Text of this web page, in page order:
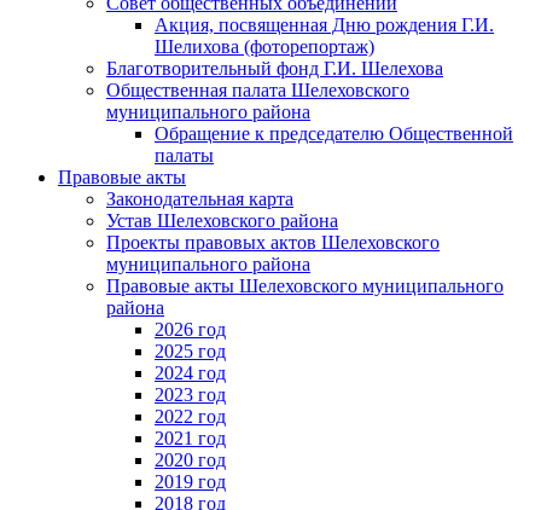
Акция, посвященная Дню рождения Г.И.
Шелихова (фоторепортаж)
Благотворительный фонд Г.И. Шелехова
Общественная палата Шелеховского
муниципального района
Обращение к председателю Общественной
палаты
Правовые акты
Законодательная карта
Устав Шелеховского района
Проекты правовых актов Шелеховского
муниципального района
Правовые акты Шелеховского муниципального
района
2026 год
2025 год
2024 год
2023 год
2022 год
2021 год
2020 год
2019 год
2018 год